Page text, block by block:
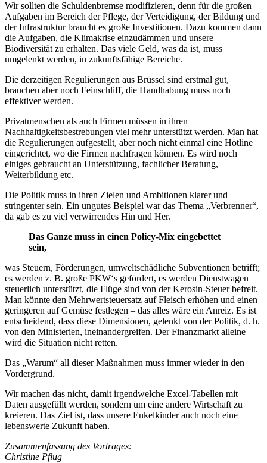
Wir sollten die Schuldenbremse modifizieren, denn für die großen
Aufgaben im Bereich der Pflege, der Verteidigung, der Bildung und
der Infrastruktur braucht es große Investitionen. Dazu kommen dann
die Aufgaben, die Klimakrise einzudämmen und unsere
Biodiversität zu erhalten. Das viele Geld, was da ist, muss
umgelenkt werden, in zukunftsfähige Bereiche.
Die derzeitigen Regulierungen aus Brüssel sind erstmal gut,
brauchen aber noch Feinschliff, die Handhabung muss noch
effektiver werden.
Privatmenschen als auch Firmen müssen in ihren
Nachhaltigkeitsbestrebungen viel mehr unterstützt werden. Man hat
die Regulierungen aufgestellt, aber noch nicht einmal eine Hotline
eingerichtet, wo die Firmen nachfragen können. Es wird noch
einiges gebraucht an Unterstützung, fachlicher Beratung,
Weiterbildung etc.
Die Politik muss in ihren Zielen und Ambitionen klarer und
stringenter sein. Ein ungutes Beispiel war das Thema „Verbrenner“,
da gab es zu viel verwirrendes Hin und Her.
Das Ganze muss in einen Policy-Mix eingebettet
sein,
was Steuern, Förderungen, umweltschädliche Subventionen betrifft;
es werden z. B. große PKW‘s gefördert, es werden Dienstwagen
steuerlich unterstützt, die Flüge sind von der Kerosin-Steuer befreit.
Man könnte den Mehrwertsteuersatz auf Fleisch erhöhen und einen
geringeren auf Gemüse festlegen – das alles wäre ein Anreiz. Es ist
entscheidend, dass diese Dimensionen, gelenkt von der Politik, d. h.
von den Ministerien, ineinandergreifen. Der Finanzmarkt alleine
wird die Situation nicht retten.
Das „Warum“ all dieser Maßnahmen muss immer wieder in den
Vordergrund.
Wir machen das nicht, damit irgendwelche Excel-Tabellen mit
Daten ausgefüllt werden, sondern um eine andere Wirtschaft zu
kreieren. Das Ziel ist, dass unsere Enkelkinder auch noch eine
lebenswerte Zukunft haben.
Zusammenfassung des Vortrages:
Christine Pflug